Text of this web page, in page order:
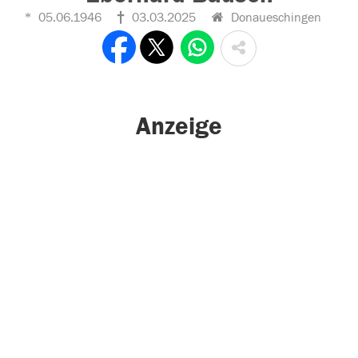
05.06.1946 03.03.2025 Donaueschingen
Anzeige